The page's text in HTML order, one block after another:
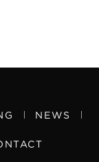
NEWS